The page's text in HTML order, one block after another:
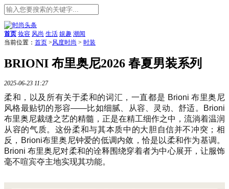
首页 妆容 风尚 生活 娱趣 潮闻
当前位置： 首页 >风度时尚 > 时装
BRIONI 布里奥尼2026 春夏男装系列
2025-06-23 11:27
柔和，以及所有关于柔和的词汇，一直都是 Brioni 布里奥尼
风格最贴切的形容——比如细腻、从容、灵动、舒适。Brioni
布里奥尼裁缝之艺的精髓，正是在精工细作之中，流淌着温润
从容的气质。这份柔和与其本质中的大胆自信并不冲突；相
反，Brioni布里奥尼钟爱的低调内敛，恰是以柔和作为基调。
Brioni 布里奥尼对柔和的诠释围绕穿着者为中心展开，让服饰
毫不喧宾夺主地实现其功能。